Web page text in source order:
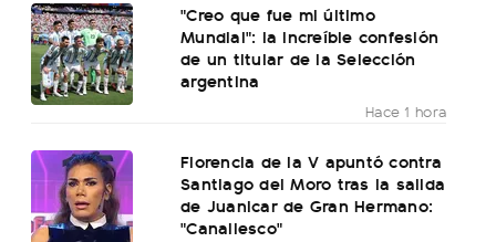
"Creo que fue mi último
Mundial": la increíble confesión
de un titular de la Selección
argentina
Hace 1 hora
Florencia de la V apuntó contra
Santiago del Moro tras la salida
de Juanicar de Gran Hermano:
"Canallesco"